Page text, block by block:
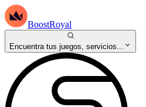
BoostRoyal
Encuentra tus juegos, servicios...